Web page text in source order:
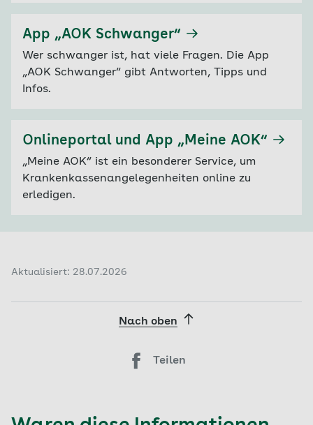
App „AOK Schwanger“
Wer schwanger ist, hat viele Fragen. Die App
„AOK Schwanger“ gibt Antworten, Tipps und
Infos.
Onlineportal und App „Meine AOK“
„Meine AOK“ ist ein besonderer Service, um
Krankenkassenangelegenheiten online zu
erledigen.
Aktualisiert: 28.07.2026
Nach oben
Teilen